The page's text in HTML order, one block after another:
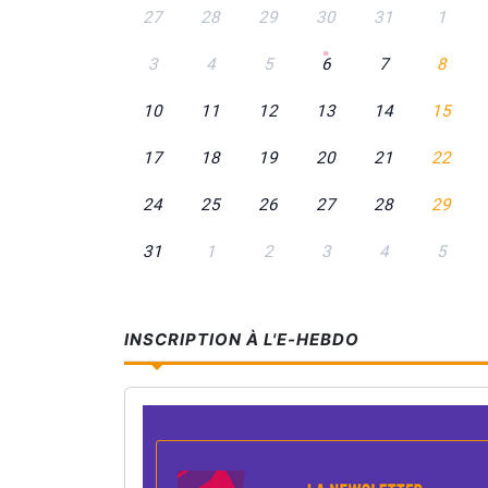
Recherche par date - Août 2026
27 28 29 30 31 1
3 4 5 6 7 8
10 11 12 13 14 15
17 18 19 20 21 22
24 25 26 27 28 29
31 1 2 3 4 5
INSCRIPTION À L'E-HEBDO